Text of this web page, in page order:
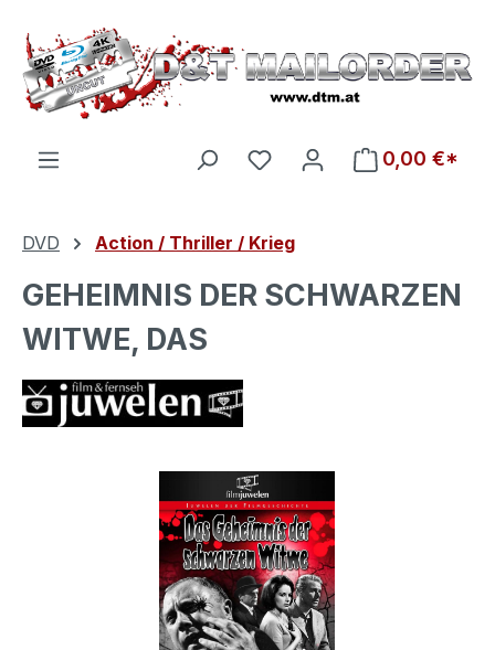
Zum Hauptinhalt springen
Du hast 0 Produkte auf
0,00 €*
DVD Action / Thriller / Krieg
GEHEIMNIS DER SCHWARZEN
WITWE, DAS
Bildergalerie überspringen